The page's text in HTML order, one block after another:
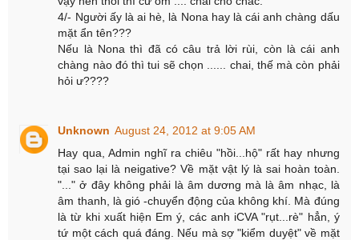
4/- Người ấy là ai hè, là Nona hay là cái anh chàng dấu
mặt ẩn tên???
Nếu là Nona thì đã có câu trả lời rùi, còn là cái anh
chàng nào đó thì tui sẽ chọn ...... chai, thế mà còn phải
hỏi ư????
Unknown August 24, 2012 at 9:05 AM
Hay qua, Admin nghĩ ra chiêu "hồi...hộ" rất hay nhưng
tại sao lại là neigative? Về mặt vật lý là sai hoàn toàn.
"..." ở đây không phải là âm dương mà là âm nhạc, là
âm thanh, là gió -chuyển động của không khí. Mà đúng
là từ khi xuất hiện Em ý, các anh iCVA "rụt...rè" hẳn, ý
tứ một cách quá đáng. Nếu mà sợ "kiểm duyệt" về mặt